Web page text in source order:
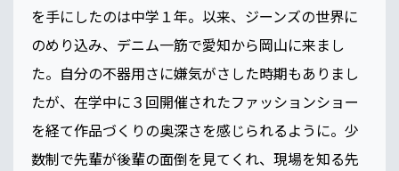
を手にしたのは中学１年。以来、ジーンズの世界に
のめり込み、デニム一筋で愛知から岡山に来まし
た。自分の不器用さに嫌気がさした時期もありまし
たが、在学中に３回開催されたファッションショー
を経て作品づくりの奥深さを感じられるように。少
数制で先輩が後輩の面倒を見てくれ、現場を知る先